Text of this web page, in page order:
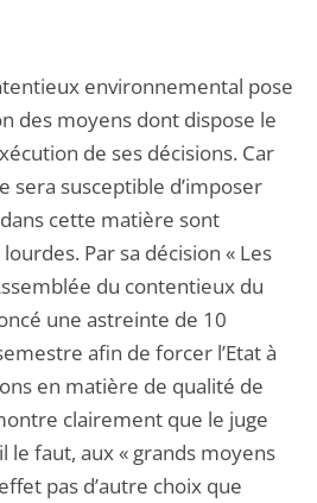
environnemental pose
des moyens dont dispose le
de ses décisions. Car
sera susceptible d’imposer
cette matière sont
Par sa décision « Les
du contentieux du
une astreinte de 10
afin de forcer l’Etat à
en matière de qualité de
clairement que le juge
le faut, aux « grands moyens
pas d’autre choix que